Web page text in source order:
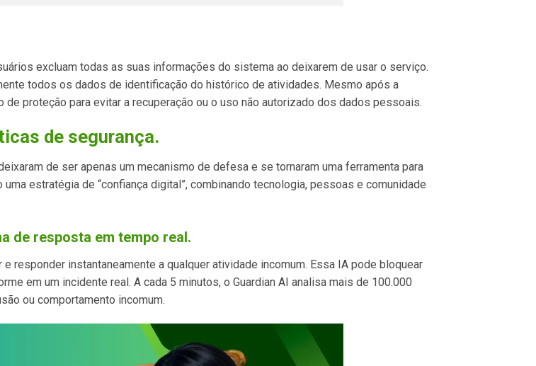
excluam todas as suas informações do sistema ao deixarem de usar o serviço.
todos os dados de identificação do histórico de atividades. Mesmo após a
proteção para evitar a recuperação ou o uso não autorizado dos dados pessoais.
de segurança.
de ser apenas um mecanismo de defesa e se tornaram uma ferramenta para
estratégia de “confiança digital”, combinando tecnologia, pessoas e comunidade
de resposta em tempo real.
responder instantaneamente a qualquer atividade incomum. Essa IA pode bloquear
em um incidente real. A cada 5 minutos, o Guardian AI analisa mais de 100.000
ou comportamento incomum.